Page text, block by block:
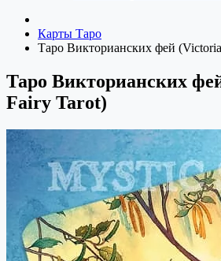
Карты Таро
Таро Викторианских фей
Таро Викторианских
Fairy Tarot)